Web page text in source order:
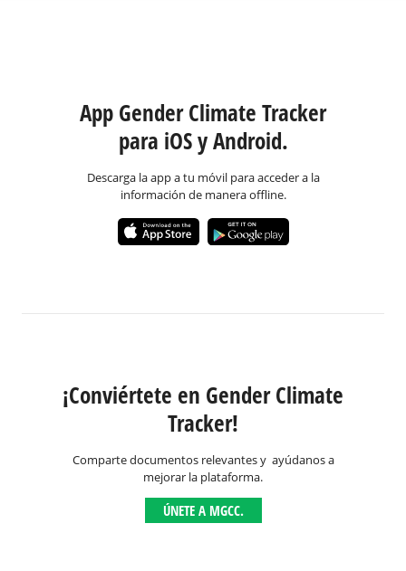
App Gender Climate Tracker
para iOS y Android.
Descarga la app a tu móvil para acceder a la
información de manera offline.
¡Conviértete en Gender Climate
Tracker!
Comparte documentos relevantes y ayúdanos a
mejorar la plataforma.
ÚNETE A MGCC.